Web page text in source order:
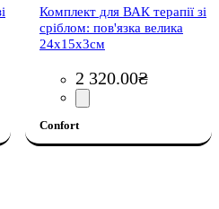
Комплект для ВАК терапії зі
сріблом: пов'язка велика
24х15х3см
2 320.00₴
Confort